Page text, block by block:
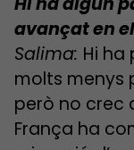
avançat en
Salima: Hi ha
molts menys
però no crec
França ha